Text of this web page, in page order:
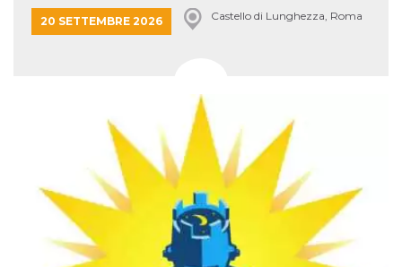
20 SETTEMBRE 2026 Castello di Lunghezza, Roma